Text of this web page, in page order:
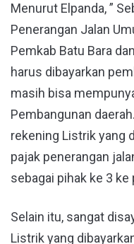
Menurut Elpanda, ”
Penerangan Jalan
Pemkab Batu Bara
harus dibayarkan
masih bisa
Pembangunan
rekening Listrik yang
pajak penerangan
sebagai pihak ke 3 ke
Selain itu, sangat
Listrik yang